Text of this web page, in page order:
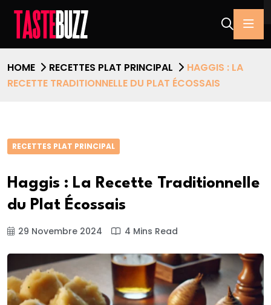
HOME RECETTES PLAT PRINCIPAL
HAGGIS : LA
RECETTE TRADITIONNELLE DU PLAT ÉCOSSAIS
RECETTES PLAT PRINCIPAL
Haggis : La Recette Traditionnelle
du Plat Écossais
29 Novembre 2024 4 Mins Read